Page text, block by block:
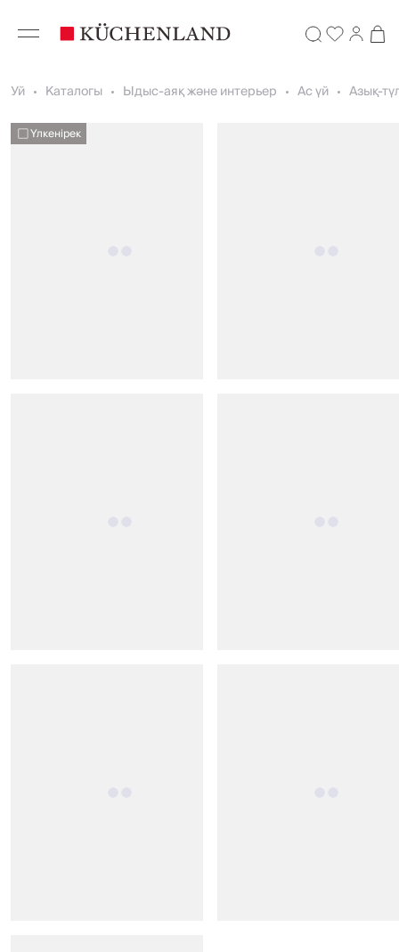
Уй Каталогы Ыдыс-аяқ және интерьер Ас үй Азық-
Үлкенірек